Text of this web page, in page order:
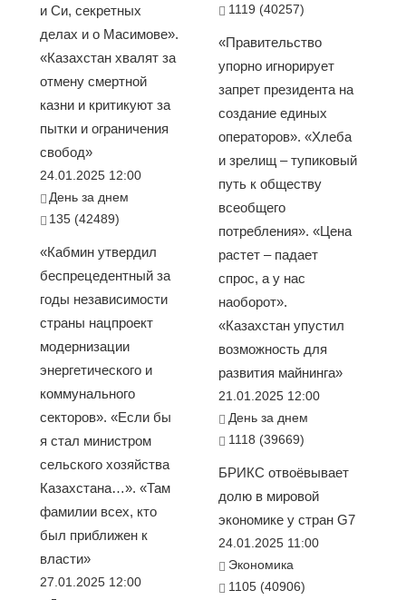
и Си, секретных
делах и о Масимове».
«Казахстан хвалят за
отмену смертной
казни и критикуют за
пытки и ограничения
свобод»
24.01.2025 12:00
День за днем
135 (42489)
«Кабмин утвердил
беспрецедентный за
годы независимости
страны нацпроект
модернизации
энергетического и
коммунального
секторов». «Если бы
я стал министром
сельского хозяйства
Казахстана…». «Там
фамилии всех, кто
был приближен к
власти»
27.01.2025 12:00
1119 (40257)
«Правительство
упорно игнорирует
запрет президента на
создание единых
операторов». «Хлеба
и зрелищ – тупиковый
путь к обществу
всеобщего
потребления». «Цена
растет – падает
спрос, а у нас
наоборот».
«Казахстан упустил
возможность для
развития майнинга»
21.01.2025 12:00
День за днем
1118 (39669)
БРИКС отвоёвывает
долю в мировой
экономике у стран G7
24.01.2025 11:00
Экономика
1105 (40906)